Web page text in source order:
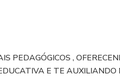
PEDAGÓGICOS ,
E TE